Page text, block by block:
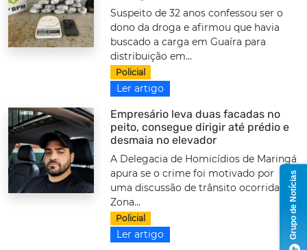
Suspeito de 32 anos confessou ser o
dono da droga e afirmou que havia
buscado a carga em Guaíra para
distribuição em...
Policial
Ler artigo
Empresário leva duas facadas no
peito, consegue dirigir até prédio e
desmaia no elevador
A Delegacia de Homicídios de Maringá
apura se o crime foi motivado por
uma discussão de trânsito ocorrida na
Zona...
Policial
Ler artigo Grupo de Notícias